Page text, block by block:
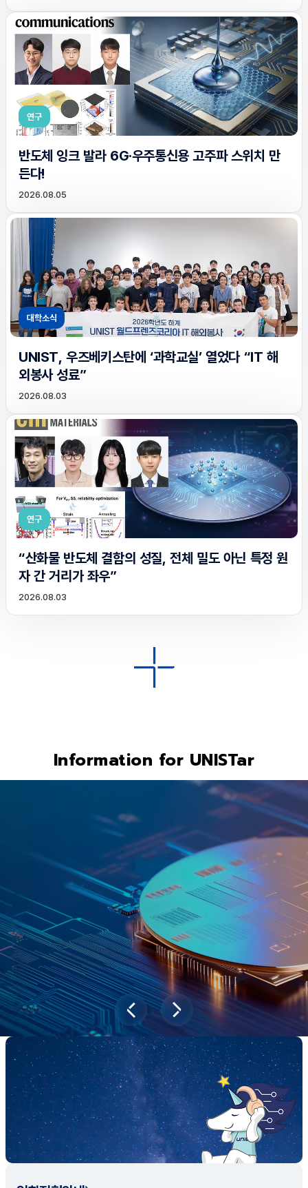
연구
반도체 잉크 발라 6G·우주통신용 고주파 스위치 만
든다!
2026.08.05
대학소식
UNIST, 우즈베키스탄에 ‘과학교실’ 열었다 “IT 해
외봉사 성료”
2026.08.03
연구
“산화물 반도체 결함의 성질, 전체 밀도 아닌 특정 원
자 간 거리가 좌우”
2026.08.03
Information for UNISTar
과학기술이 바꿔놓을 2045년 대한민국
당신의 미래는?
대국민 설문조사 바로가기